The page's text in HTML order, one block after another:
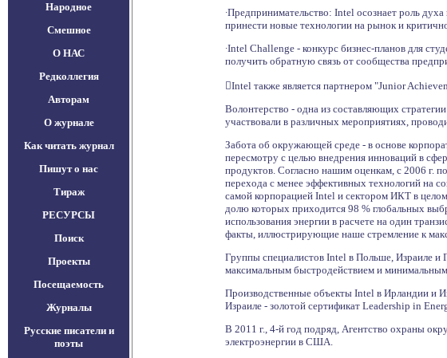
Народное
Смешное
О НАС
Редколлегия
Авторам
О журнале
Как читать журнал
Пишут о нас
Тираж
РЕСУРСЫ
Поиск
Проекты
Посещаемость
Журналы
Русские писатели и
поэты
∙Предпринимательство: Intel осознает роль
принести новые технологии на рынок и
∙Intel Challenge - конкурс бизнес-планов для
получить обратную связь от сообщества
Intel также является партнером "Junior
Волонтерство - одна из составляющих
участвовали в различных мероприятиях,
Забота об окружающей среде - в основе
пересмотру с целью внедрения инноваций в
продуктов. Согласно нашим оценкам, с 2006 г.
перехода с менее эффективных технологий на
самой корпорацией Intel и сектором ИКТ в
долю которых приходится 98 % глобальных
использования энергии в расчете на один
факты, иллюстрирующие наше стремление к
Группы специалистов Intel в Польше, Израиле и
максимальным быстродействием и
Производственные объекты Intel в Ирландии и
Израиле - золотой сертификат Leadership in
В 2011 г., 4-й год подряд, Агентство охраны
электроэнергии в США.